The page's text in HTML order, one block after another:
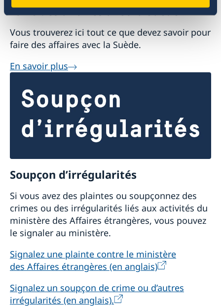
Faire des affaires avec la Suède
Vous trouverez ici tout ce que devez savoir pour
faire des affaires avec la Suède.
En savoir plus
Soupçon d’irrégularités
Si vous avez des plaintes ou soupçonnez des
crimes ou des irrégularités liés aux activités du
ministère des Affaires étrangères, vous pouvez
le signaler au ministère.
Signalez une plainte contre le ministère
des Affaires étrangères (en anglais)
Signalez un soupçon de crime ou d’autres
irrégularités (en anglais).